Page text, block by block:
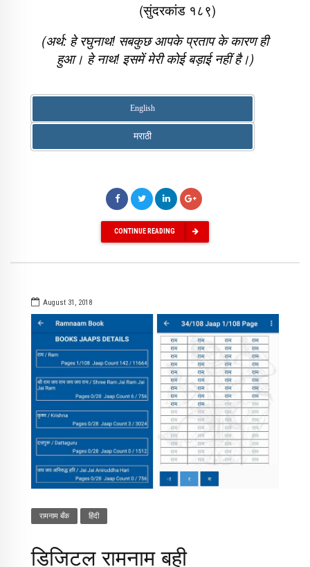
(सुंदरकांड १८९)
(अर्थ: हे रघुनाथ! सबकुछ आपके प्रताप के कारण ही
हुआ। हे नाथ! इसमें मेरी कोई बड़ाई नहीं है।)
English
मराठी
CONTINUE READING
August 31, 2018
रामनाम बँक ​हिंदी
डिजिटल रामनाम बही